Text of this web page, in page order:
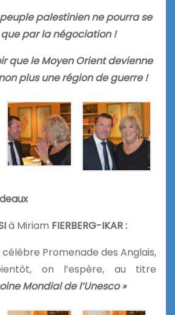
palestinien ne pourra se
par la négociation !
que le Moyen Orient devienne
plus une région de guerre !
à Miriam FIERBERG-IKAR :
célèbre Promenade des Anglais,
on l’espère, au titre
Mondial de l’Unesco »